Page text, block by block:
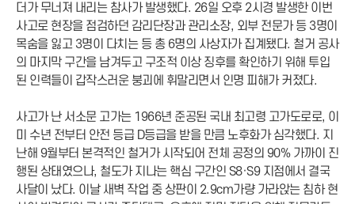
더가 무너져 내리는 참사가 발생했다. 26일 오후 2시경 발생한 이번
사고로 현장을 점검하던 감리단장과 관리소장, 외부 전문가 등 3명이
목숨을 잃고 3명이 다치는 등 총 6명의 사상자가 집계됐다. 철거 공사
의 마지막 구간을 남겨두고 구조적 이상 징후를 확인하기 위해 투입
된 인력들이 갑작스러운 붕괴에 휘말리면서 인명 피해가 커졌다.
사고가 난 서소문 고가는 1966년 준공된 국내 최고령 고가도로로, 이
미 수년 전부터 안전 등급 D등급을 받을 만큼 노후화가 심각했다. 지
난해 9월부터 본격적인 철거가 시작되어 전체 공정의 90% 가까이 진
행된 상태였으나, 철도가 지나는 핵심 구간인 S8·S9 지점에서 결국
사달이 났다. 이날 새벽 작업 중 상판이 2.9cm가량 가라앉는 침하 현